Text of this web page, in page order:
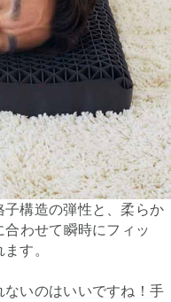
子構造の弾性と、柔らか
わせて瞬時にフィッ
す。
ないのはいいですね！手